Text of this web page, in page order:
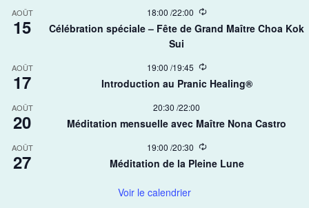
r
r
AOÛT
15
18:00 /22:00
R
c
r
n
Célébration spéciale – Fête de Grand Maître Choa Kok
Sui​
AOÛT
17
19:00 /19:45
R
e
c
r
n
Introduction au Pranic Healing®
AOÛT
20
20:30 /22:00
Méditation mensuelle avec Maître Nona Castro
AOÛT
27
19:00 /20:30
R
c
Méditation de la Pleine Lune
Voir le calendrier